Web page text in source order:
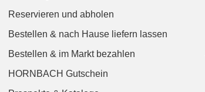
Reservieren und abholen
Bestellen & nach Hause liefern lassen
Bestellen & im Markt bezahlen
HORNBACH Gutschein